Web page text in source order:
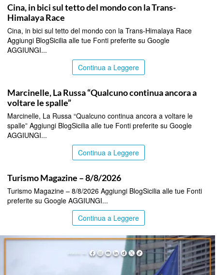
Cina, in bici sul tetto del mondo con la Trans-
Himalaya Race
Cina, in bici sul tetto del mondo con la Trans-Himalaya Race
Aggiungi BlogSicilia alle tue Fonti preferite su Google
AGGIUNGI...
Continua a Leggere
Marcinelle, La Russa “Qualcuno continua ancora a
voltare le spalle”
Marcinelle, La Russa “Qualcuno continua ancora a voltare le
spalle” Aggiungi BlogSicilia alle tue Fonti preferite su Google
AGGIUNGI...
Continua a Leggere
Turismo Magazine – 8/8/2026
Turismo Magazine – 8/8/2026 Aggiungi BlogSicilia alle tue Fonti
preferite su Google AGGIUNGI...
Continua a Leggere